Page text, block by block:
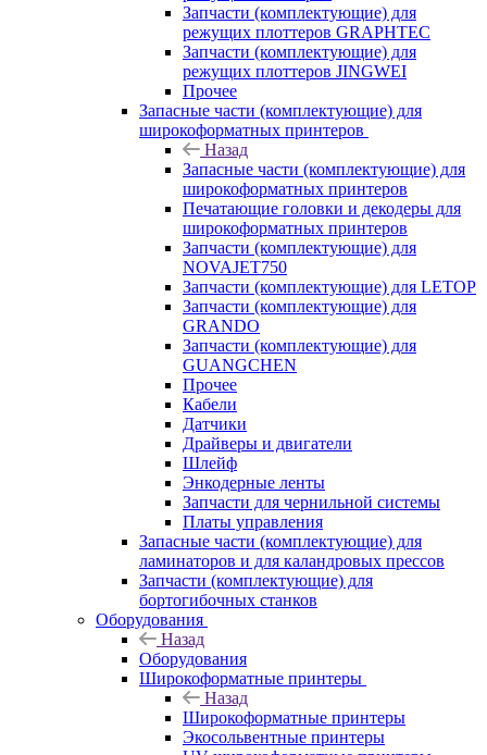
Запчасти (комплектующие) для
режущих плоттеров GRAPHTEC
Запчасти (комплектующие) для
режущих плоттеров JINGWEI
Прочее
Запасные части (комплектующие) для
широкоформатных принтеров
Назад
Запасные части (комплектующие) для
широкоформатных принтеров
Печатающие головки и декодеры для
широкоформатных принтеров
Запчасти (комплектующие) для
NOVAJET750
Запчасти (комплектующие) для LETOP
Запчасти (комплектующие) для
GRANDO
Запчасти (комплектующие) для
GUANGCHEN
Прочее
Кабели
Датчики
Драйверы и двигатели
Шлейф
Энкодерные ленты
Запчасти для чернильной системы
Платы управления
Запасные части (комплектующие) для
ламинаторов и для каландровых прессов
Запчасти (комплектующие) для
бортогибочных станков
Оборудования
Назад
Оборудования
Широкоформатные принтеры
Назад
Широкоформатные принтеры
Экосольвентные принтеры